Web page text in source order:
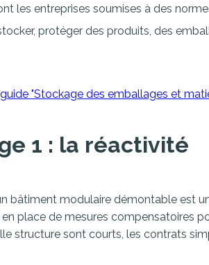
les entreprises soumises à des
protéger des produits, des
"Stockage des emballages et
1 : la réactivité
bâtiment modulaire démontable est
place de mesures compensatoires
structure sont courts, les contrats